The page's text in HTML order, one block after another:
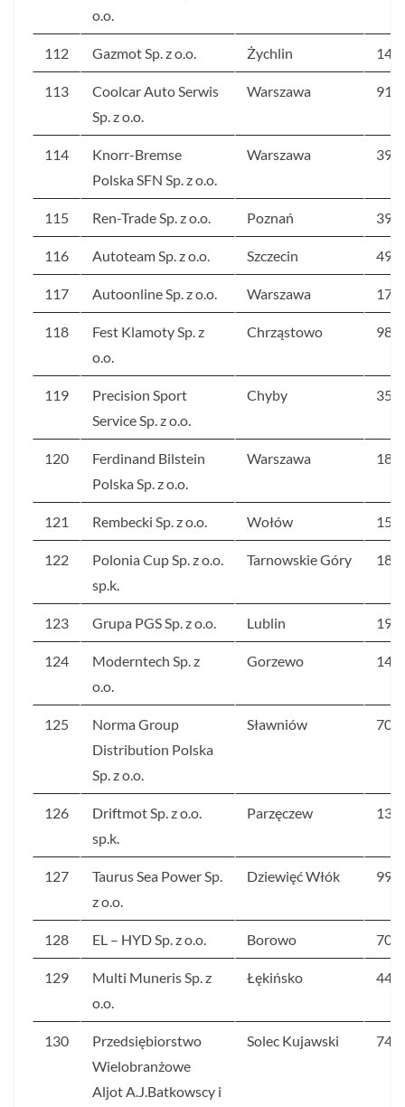
o.o.
112 Gazmot Sp. z o.o. Żychlin 149
113
Coolcar Auto Serwis
Sp. z o.o.
Warszawa 919
114
Knorr-Bremse
Polska SFN Sp. z o.o.
Warszawa 39
115 Ren-Trade Sp. z o.o. Poznań 395
116 Autoteam Sp. z o.o. Szczecin 499
117 Autoonline Sp. z o.o. Warszawa 17
118
Fest Klamoty Sp. z
o.o.
Chrząstowo 98
119
Precision Sport
Service Sp. z o.o.
Chyby 35
120
Ferdinand Bilstein
Polska Sp. z o.o.
Warszawa 18
121 Rembecki Sp. z o.o. Wołów 153
122
Polonia Cup Sp. z o.o.
sp.k.
Tarnowskie Góry 186
123 Grupa PGS Sp. z o.o. Lublin 19
124
Moderntech Sp. z
o.o.
Gorzewo 140
125
Norma Group
Distribution Polska
Sp. z o.o.
Sławniów 70
126
Driftmot Sp. z o.o.
sp.k.
Parzęczew 13
127
Taurus Sea Power Sp.
z o.o.
Dziewięć Włók 99
128 EL – HYD Sp. z o.o. Borowo 70
129
Multi Muneris Sp. z
o.o.
Łękińsko 44
130
Przedsiębiorstwo
Wielobranżowe
Aljot A.J.Batkowscy i
Solec Kujawski 74